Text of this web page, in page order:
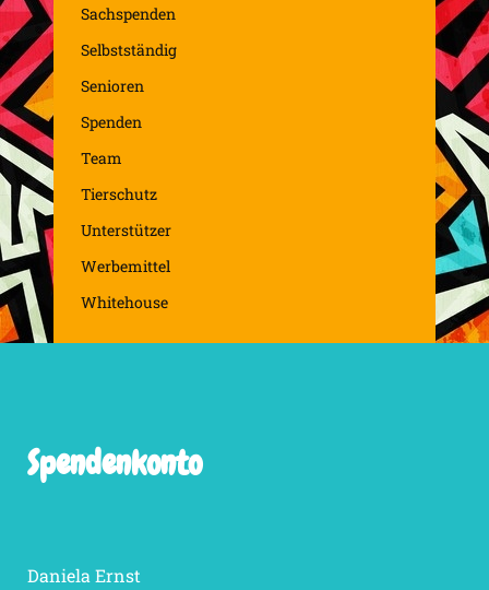
Sachspenden
Selbstständig
Senioren
Spenden
Team
Tierschutz
Unterstützer
Werbemittel
Whitehouse
Spendenkonto
Daniela Ernst